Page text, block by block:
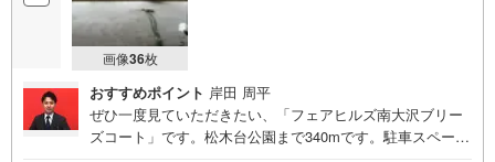
画像36枚
おすすめポイント 岸田 周平
ぜひ一度見ていただきたい、「フェアヒルズ南大沢ブリー
ズコート」です。松木台公園まで340mです。駐車スペース